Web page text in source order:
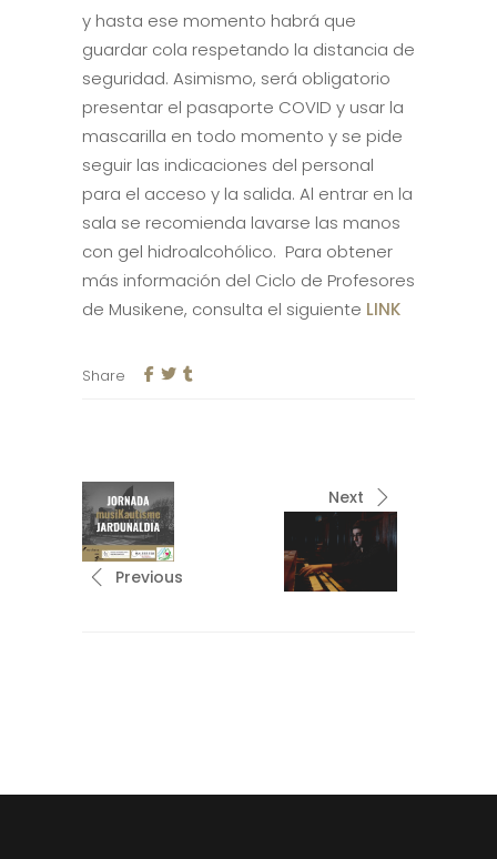
y hasta ese momento habrá que
guardar cola respetando la distancia de
seguridad. Asimismo, será obligatorio
presentar el pasaporte COVID y usar la
mascarilla en todo momento y se pide
seguir las indicaciones del personal
para el acceso y la salida. Al entrar en la
sala se recomienda lavarse las manos
con gel hidroalcohólico. Para obtener
más información del Ciclo de Profesores
de Musikene, consulta el siguiente LINK
Share
Previous
Next